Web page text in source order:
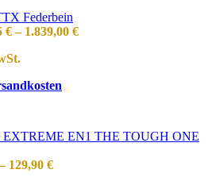
Federbein
€– 1.839,00 €
EXTREME EN1 THE TOUGH ONE
129,90 €